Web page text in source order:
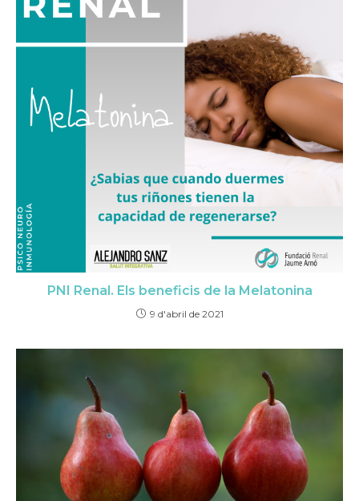
PNI Renal. Els beneficis de la Melatonina
9 d'abril de 2021